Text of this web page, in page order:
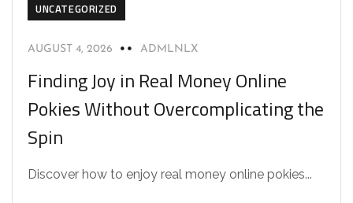
UNCATEGORIZED
AUGUST 4, 2026 ADMLNLX
Finding Joy in Real Money Online
Pokies Without Overcomplicating the
Spin
Discover how to enjoy real money online pokies...